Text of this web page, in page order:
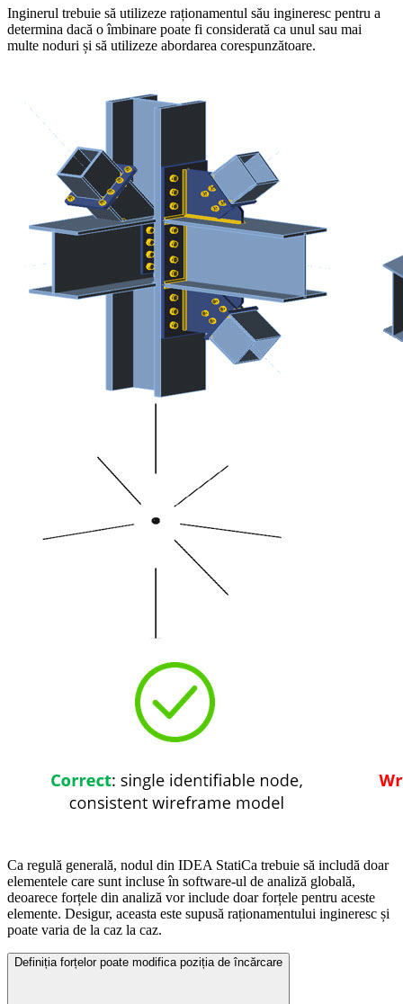
Inginerul trebuie să utilizeze raționamentul său ingineresc pentru a
determina dacă o îmbinare poate fi considerată ca unul sau mai
multe noduri și să utilizeze abordarea corespunzătoare.
Ca regulă generală, nodul din IDEA StatiCa trebuie să includă doar
elementele care sunt incluse în software-ul de analiză globală,
deoarece forțele din analiză vor include doar forțele pentru aceste
elemente. Desigur, aceasta este supusă raționamentului ingineresc și
poate varia de la caz la caz.
Definiția forțelor poate modifica poziția de încărcare